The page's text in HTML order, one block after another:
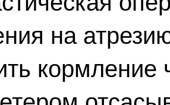
на
кормление